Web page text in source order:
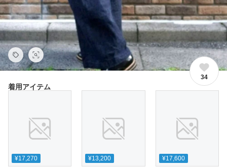
34
着用アイテム
¥17,270 ¥13,200 ¥17,600